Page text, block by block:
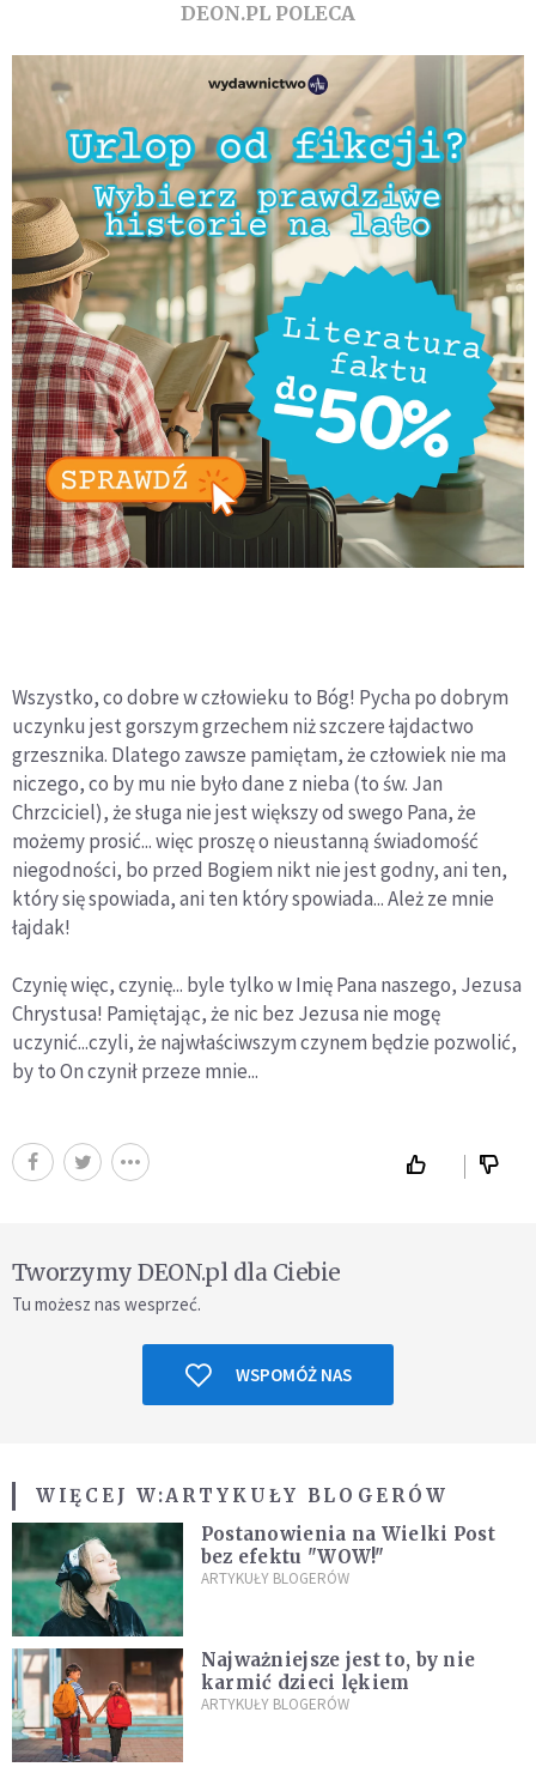
DEON.PL POLECA
Wszystko, co dobre w człowieku to Bóg! Pycha po dobrym
uczynku jest gorszym grzechem niż szczere łajdactwo
grzesznika. Dlatego zawsze pamiętam, że człowiek nie ma
niczego, co by mu nie było dane z nieba (to św. Jan
Chrzciciel), że sługa nie jest większy od swego Pana, że
możemy prosić... więc proszę o nieustanną świadomość
niegodności, bo przed Bogiem nikt nie jest godny, ani ten,
który się spowiada, ani ten który spowiada... Ależ ze mnie
łajdak!
Czynię więc, czynię... byle tylko w Imię Pana naszego, Jezusa
Chrystusa! Pamiętając, że nic bez Jezusa nie mogę
uczynić...czyli, że najwłaściwszym czynem będzie pozwolić,
by to On czynił przeze mnie...
Tworzymy DEON.pl dla Ciebie
Tu możesz nas wesprzeć.
WSPOMÓŻ NAS
WIĘCEJ W:ARTYKUŁY BLOGERÓW
Postanowienia na Wielki Post
bez efektu "WOW!"
ARTYKUŁY BLOGERÓW
Najważniejsze jest to, by nie
karmić dzieci lękiem
ARTYKUŁY BLOGERÓW